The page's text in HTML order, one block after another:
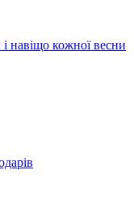
навіщо кожної весни